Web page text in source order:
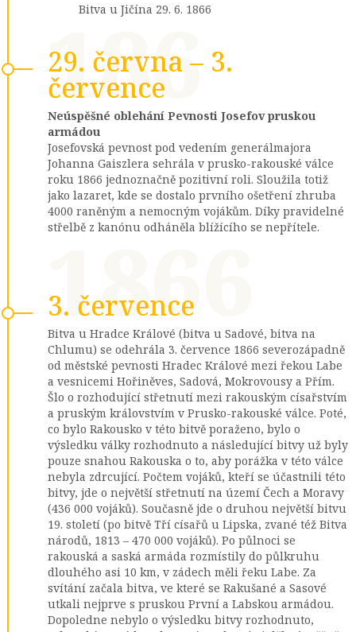
Bitva u Jičína 29. 6. 1866
29. června – 3.
července
186
Neúspěšné oblehání Pevnosti Josefov pruskou
armádou
Josefovská pevnost pod vedením generálmajora
Johanna Gaiszlera sehrála v prusko-rakouské válce
roku 1866 jednoznačně pozitivní roli. Sloužila totiž
jako lazaret, kde se dostalo prvního ošetření zhruba
4000 raněným a nemocným vojákům. Díky pravidelné
střelbě z kanónu odháněla blížícího se nepřítele.
3. července
1866
Bitva u Hradce Králové (bitva u Sadové, bitva na
Chlumu) se odehrála 3. července 1866 severozápadně
od městské pevnosti Hradec Králové mezi řekou Labe
a vesnicemi Hořiněves, Sadová, Mokrovousy a Přím.
Šlo o rozhodující střetnutí mezi rakouským císařstvím
a pruským královstvím v Prusko-rakouské válce. Poté,
co bylo Rakousko v této bitvě poraženo, bylo o
výsledku války rozhodnuto a následující bitvy už byly
pouze snahou Rakouska o to, aby porážka v této válce
nebyla zdrcující. Počtem vojáků, kteří se účastnili této
bitvy, jde o největší střetnutí na území Čech a Moravy
(436 000 vojáků). Současně jde o druhou největší bitvu
19. století (po bitvě Tří císařů u Lipska, zvané též Bitva
národů, 1813 – 470 000 vojáků). Po půlnoci se
rakouská a saská armáda rozmístily do půlkruhu
dlouhého asi 10 km, v zádech měli řeku Labe. Za
svítání začala bitva, ve které se Rakušané a Sasové
utkali nejprve s pruskou První a Labskou armádou.
Dopoledne nebylo o výsledku bitvy rozhodnuto,